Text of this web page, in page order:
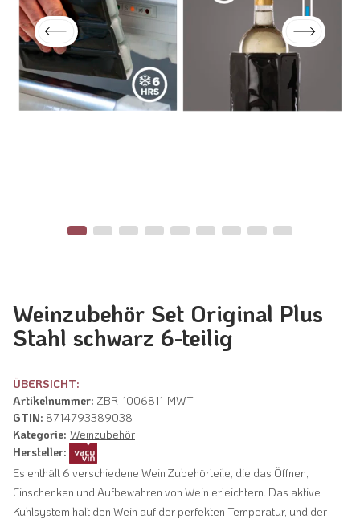
Weinzubehör Set Original Plus
Stahl schwarz 6-teilig
ÜBERSICHT:
Artikelnummer: ZBR-1006811-MWT
GTIN: 8714793389038
Kategorie: Weinzubehör
Hersteller:
Es enthält 6 verschiedene Wein Zubehörteile, die das Öffnen,
Einschenken und Aufbewahren von Wein erleichtern. Das aktive
Kühlsystem hält den Wein auf der perfekten Temperatur, und der